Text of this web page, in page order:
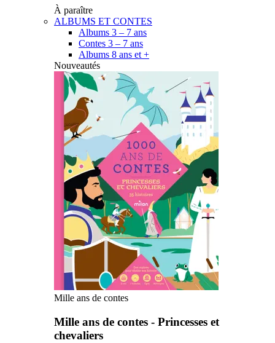
À paraître
ALBUMS ET CONTES
Albums 3 – 7 ans
Contes 3 – 7 ans
Albums 8 ans et +
Nouveautés
Mille ans de contes
Mille ans de contes - Princesses et
chevaliers